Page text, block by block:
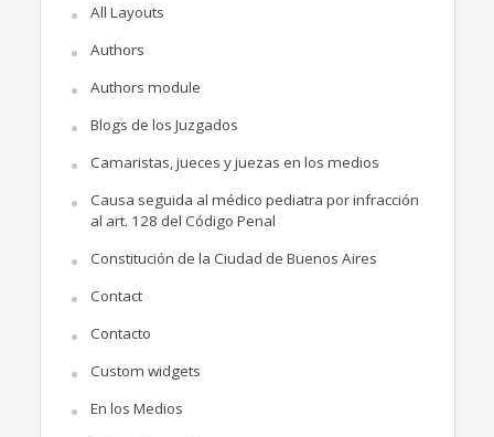
All Layouts
Authors
Authors module
Blogs de los Juzgados
Camaristas, jueces y juezas en los medios
Causa seguida al médico pediatra por infracción
al art. 128 del Código Penal
Constitución de la Ciudad de Buenos Aires
Contact
Contacto
Custom widgets
En los Medios